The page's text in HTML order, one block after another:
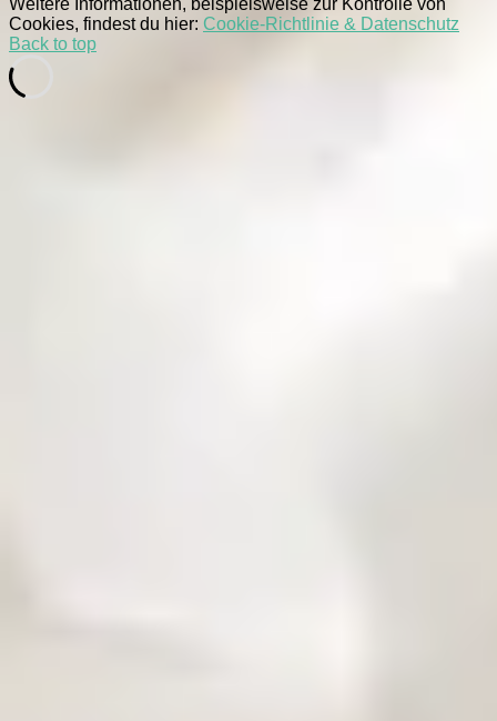
Weitere Informationen, beispielsweise zur Kontrolle von
Cookies, findest du hier: Cookie-Richtlinie & Datenschutz
Back to top